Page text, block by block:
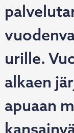
urille.
alkaen
apuaan